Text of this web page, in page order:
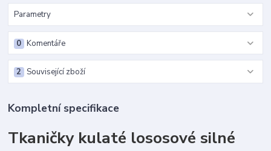
Parametry
Komentáře
0
Související zboží
2
Kompletní specifikace
Tkaničky kulaté lososové silné